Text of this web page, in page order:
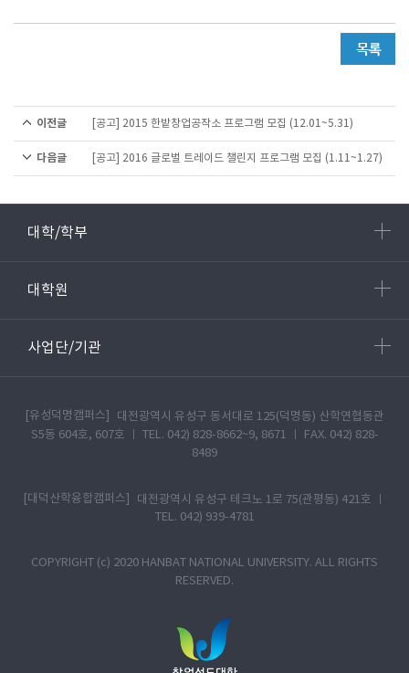
이전글 [공고] 2015 한밭창업공작소 프로그램 모집 (12.01~5.31)
다음글 [공고] 2016 글로벌 트레이드 챌린지 프로그램 모집 (1.11~1.27)
대학/학부
대학원
사업단/기관
[유성덕명캠퍼스]
대전광역시 유성구 동서대로 125(덕명동) 산학연협동관
S5동 604호, 607호 ㅣ TEL. 042) 828-8662~9, 8671 ㅣ FAX. 042) 828-
8489
[대덕산학융합캠퍼스]
대전광역시 유성구 테크노 1로 75(관평동) 421호 ㅣ
TEL. 042) 939-4781
COPYRIGHT (c) 2020 HANBAT NATIONAL UNIVERSITY. ALL RIGHTS
RESERVED.